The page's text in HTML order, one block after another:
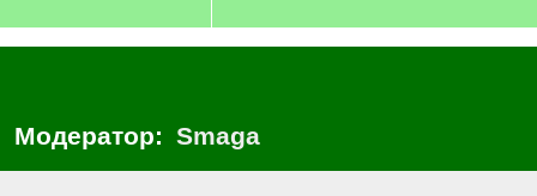
Модератор: Smaga